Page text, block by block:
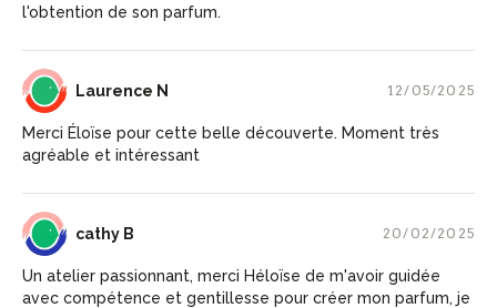
l'obtention de son parfum.
LN Laurence N 12/05/2025
Merci Éloïse pour cette belle découverte. Moment très
agréable et intéressant
CB cathy B 20/02/2025
Un atelier passionnant, merci Héloïse de m'avoir guidée
avec compétence et gentillesse pour créer mon parfum, je